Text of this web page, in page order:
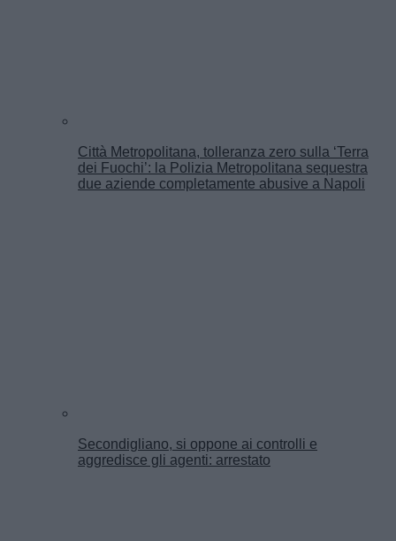
Città Metropolitana, tolleranza zero sulla ‘Terra
dei Fuochi’: la Polizia Metropolitana sequestra
due aziende completamente abusive a Napoli
Secondigliano, si oppone ai controlli e
aggredisce gli agenti: arrestato